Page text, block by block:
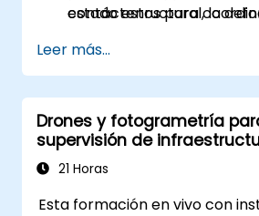
estado estructural, la
contáctenos para
Leer más...
Drones y fotogrametría
supervisión de
construcción
21 Horas
Esta formación en vivo con